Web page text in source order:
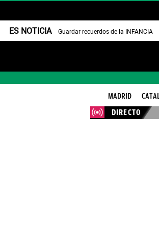
ES NOTICIA Guardar recuerdos de la INFANCIA
MADRID
DIRECTO